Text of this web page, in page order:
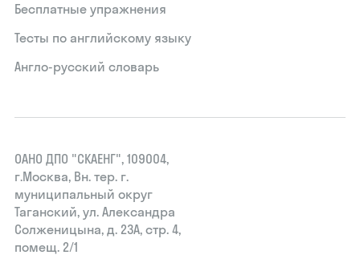
Бесплатные упражнения
Тесты по английскому языку
Англо-русский словарь
ОАНО ДПО "СКАЕНГ", 109004,
г.Москва, Вн. тер. г.
муниципальный округ
Таганский, ул. Александра
Солженицына, д. 23А, стр. 4,
помещ. 2/1